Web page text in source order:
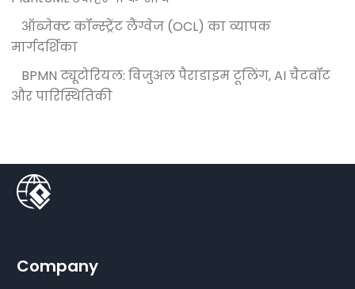
ऑब्जेक्ट कॉन्स्ट्रेंट लैंग्वेज (OCL) का व्यापक
मार्गदर्शिका
BPMN ट्यूटोरियल: विजुअल पैराडाइम टूलिंग, AI चैटबॉट
और पारिस्थितिकी
Company